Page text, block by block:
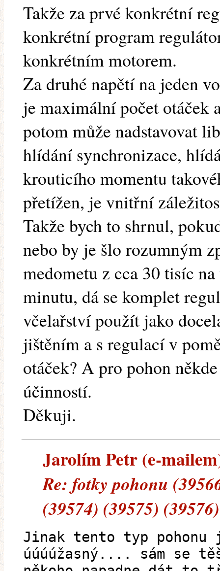
Takže za prvé konkrétní
konkrétní program
konkrétním motorem.
Za druhé napětí na jeden
je maximální počet otáček
potom může nadstavovat
hlídání synchronizace,
krouticího momentu
přetížen, je vnitřní
Takže bych to shrnul,
nebo by je šlo rozumným
medometu z cca 30 tisíc
minutu, dá se komplet
včelařství použít jako
jištěním a s regulací v
otáček? A pro pohon
účinností.
Děkuji.
Jarolím Petr (e-
Re: fotky pohonu
(39574) (39575)
Jinak tento typ pohonu
úúúúžasný.... sám se